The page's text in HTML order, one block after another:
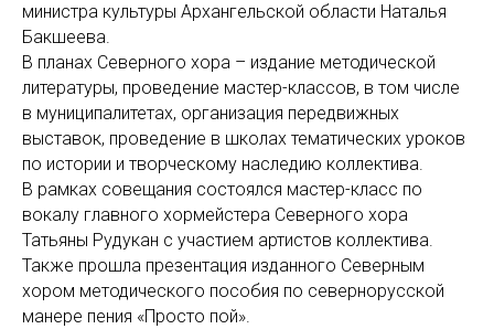
министра культуры Архангельской области Наталья
Бакшеева.
В планах Северного хора – издание методической
литературы, проведение мастер-классов, в том числе
в муниципалитетах, организация передвижных
выставок, проведение в школах тематических уроков
по истории и творческому наследию коллектива.
В рамках совещания состоялся мастер-класс по
вокалу главного хормейстера Северного хора
Татьяны Рудукан с участием артистов коллектива.
Также прошла презентация изданного Северным
хором методического пособия по севернорусской
манере пения «Просто пой».